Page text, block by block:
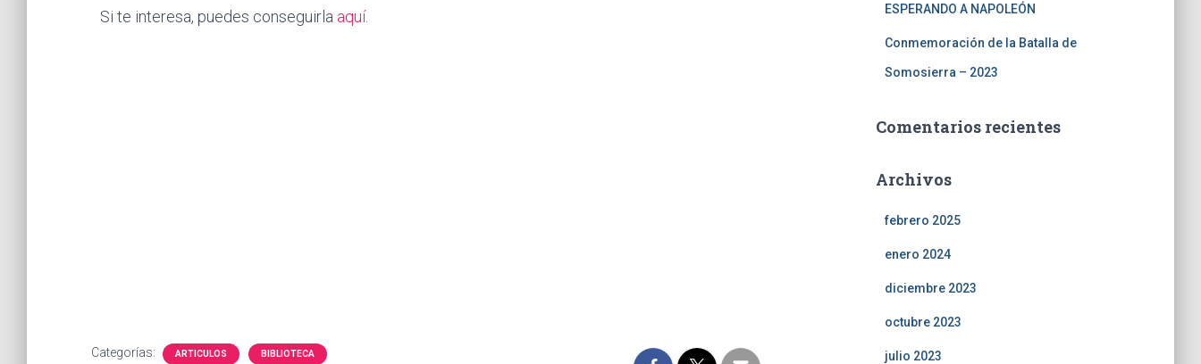
Si te interesa, puedes conseguirla aquí.
Categorías: ARTICULOS BIBLIOTECA
ESPERANDO A NAPOLEÓN
Conmemoración de la Batalla de
Somosierra – 2023
Comentarios recientes
Archivos
febrero 2025
enero 2024
diciembre 2023
octubre 2023
julio 2023